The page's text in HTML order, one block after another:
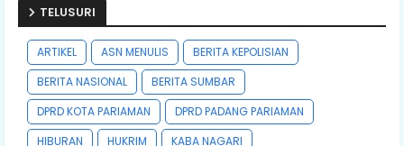
TELUSURI
ARTIKEL ASN MENULIS
BERITA KEPOLISIAN
BERITA NASIONAL
BERITA SUMBAR
DPRD KOTA PARIAMAN
DPRD PADANG PARIAMAN
HIBURAN
HUKRIM
KABA NAGARI